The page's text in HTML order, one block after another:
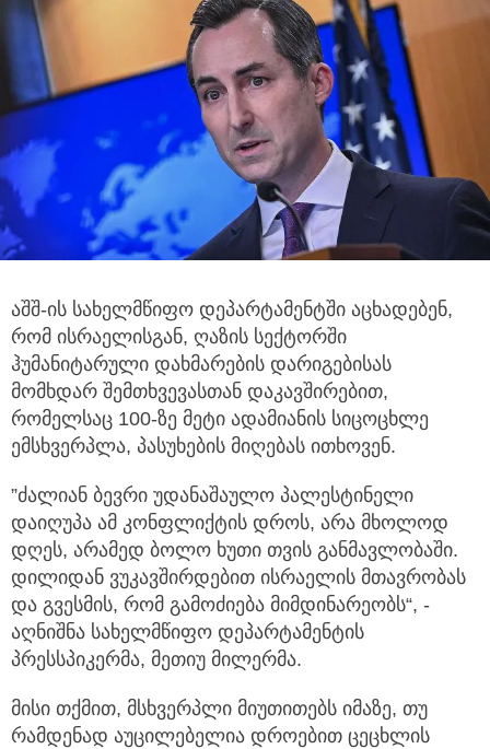
აშშ-ის სახელმწიფო დეპარტამენტში აცხადებენ,
რომ ისრაელისგან, ღაზის სექტორში
ჰუმანიტარული დახმარების დარიგებისას
მომხდარ შემთხვევასთან დაკავშირებით,
რომელსაც 100-ზე მეტი ადამიანის სიცოცხლე
ემსხვერპლა, პასუხების მიღებას ითხოვენ.
”ძალიან ბევრი უდანაშაულო პალესტინელი
დაიღუპა ამ კონფლიქტის დროს, არა მხოლოდ
დღეს, არამედ ბოლო ხუთი თვის განმავლობაში.
დილიდან ვუკავშირდებით ისრაელის მთავრობას
და გვესმის, რომ გამოძიება მიმდინარეობს“, -
აღნიშნა სახელმწიფო დეპარტამენტის
პრესსპიკერმა, მეთიუ მილერმა.
მისი თქმით, მსხვერპლი მიუთითებს იმაზე, თუ
რამდენად აუცილებელია დროებით ცეცხლის